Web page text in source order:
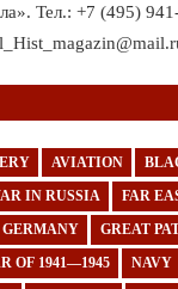
Тел.: +7 (495)
AVIATION
IN RUSSIA FAR
GERMANY GREAT
OF 1941—1945 NAVY